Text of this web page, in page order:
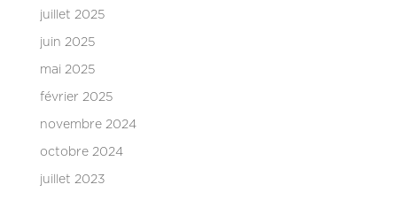
juillet 2025
juin 2025
mai 2025
février 2025
novembre 2024
octobre 2024
juillet 2023